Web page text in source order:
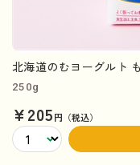
北海道のむヨーグルト
250g
¥205円（税込）